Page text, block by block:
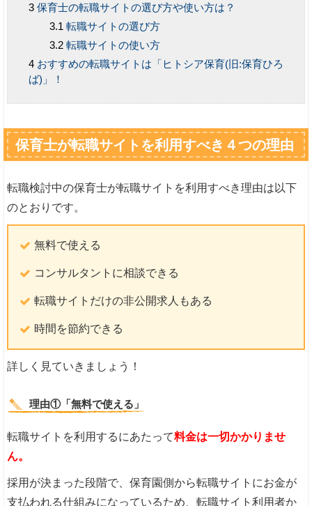
保育士の転職サイトの選び方や使い方は？
転職サイトの選び方
転職サイトの使い方
おすすめの転職サイトは「ヒトシア保育(旧:保育ひろ
ば)」！
保育士が転職サイトを利用すべき４つの理由
転職検討中の保育士が転職サイトを利用すべき理由は以下
のとおりです。
無料で使える
コンサルタントに相談できる
転職サイトだけの非公開求人もある
時間を節約できる
詳しく見ていきましょう！
理由①「無料で使える」
転職サイトを利用するにあたって料金は一切かかりませ
ん。
採用が決まった段階で、保育園側から転職サイトにお金が
支払われる仕組みになっているため、転職サイト利用者か